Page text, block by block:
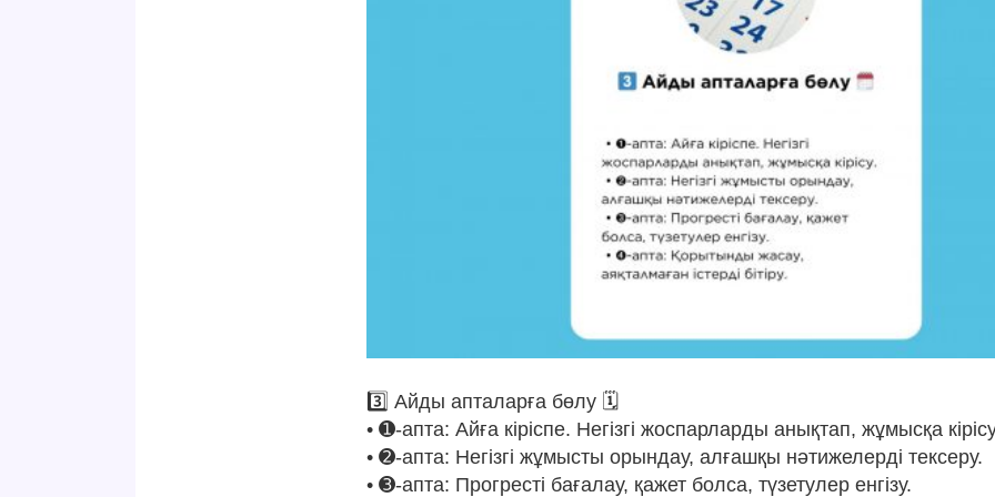
3️⃣ Айды апталарға бөлу 🗓
• ➊-апта: Айға кіріспе. Негізгі жоспарларды анықтап, жұмысқа
• ➋-апта: Негізгі жұмысты орындау, алғашқы нәтижелерді тексеру.
• ➌-апта: Прогресті бағалау, қажет болса, түзетулер енгізу.